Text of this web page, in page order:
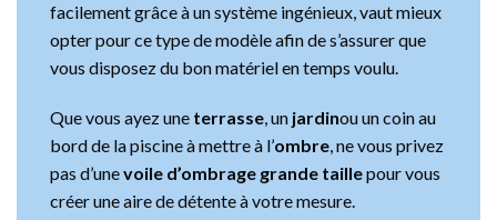
facilement grâce à un système ingénieux, vaut mieux
opter pour ce type de modèle afin de s’assurer que
vous disposez du bon matériel en temps voulu.
Que vous ayez une terrasse, un jardinou un coin au
bord de la piscine à mettre à l’ombre, ne vous privez
pas d’unevoile d’ombrage grande taillepour vous
créer une aire de détente à votre mesure.